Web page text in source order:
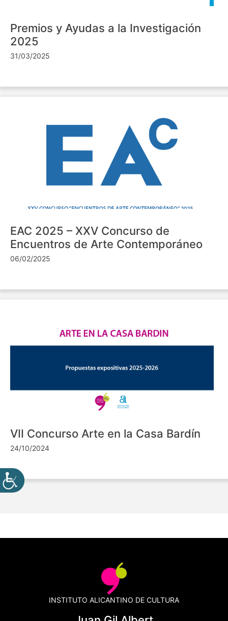
Premios y Ayudas a la Investigación
2025
31/03/2025
EAC 2025 – XXV Concurso de
Encuentros de Arte Contemporáneo
06/02/2025
VII Concurso Arte en la Casa Bardín
24/10/2024
INSTITUTO ALICANTINO DE CULTURA